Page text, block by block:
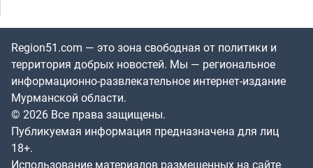
Region51.com — это зона свободная от политики и
территория добрых новостей. Мы — региональное
информационно-развлекательное интернет-издание
Мурманской области.
© 2026 Все права защищены.
Публикуемая информация предназначена для лиц
18+.
Использование материалов размещенных на сайте